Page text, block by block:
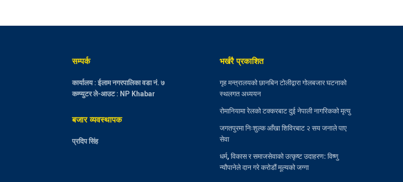
सम्पर्क
कार्यालय : ईलाम नगरपालिका वडा नं. ७
कम्प्युटर ले-आउट : NP Khabar
बजार व्यवस्थापक
प्रदिप सिंह
भर्खरै प्रकाशित
गृह मन्त्रालयको छानबिन टोलीद्वारा गोलबजार घटनाको
स्थलगत अध्ययन
रोमानियामा रेलको टक्करबाट दुई नेपाली नागरिकको मृत्यु
जगतपुरमा निःशुल्क आँखा शिविरबाट २ सय जनाले पाए
सेवा
धर्म, विकास र समाजसेवाको उत्कृष्ट उदाहरण: विष्णु
न्यौपानेले दान गरे करोडौं मूल्यको जग्गा